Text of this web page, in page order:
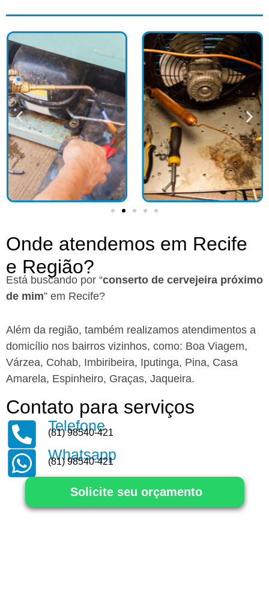
Onde atendemos em Recife
e Região?​
Está buscando por “conserto de cervejeira próximo
de mim” em Recife?
Além da região, também realizamos atendimentos a
domicílio nos bairros vizinhos, como: Boa Viagem,
Várzea, Cohab, Imbiribeira, Iputinga, Pina, Casa
Amarela, Espinheiro, Graças, Jaqueira.
Contato para serviços
Telefone
(81) 98540-421
Whatsapp
(81) 98540-421
Solicite seu orçamento